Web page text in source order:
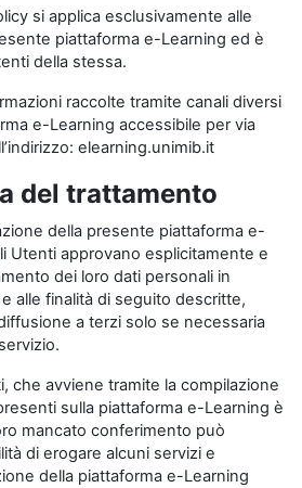
si applica esclusivamente alle
piattaforma e-Learning ed è
della stessa.
raccolte tramite canali diversi
e-Learning accessibile per via
elearning.unimib.it
del trattamento
della presente piattaforma e-
Utenti approvano esplicitamente e
dei loro dati personali in
alle finalità di seguito descritte,
a terzi solo se necessaria
che avviene tramite la compilazione
sulla piattaforma e-Learning è
mancato conferimento può
di erogare alcuni servizi e
della piattaforma e-Learning